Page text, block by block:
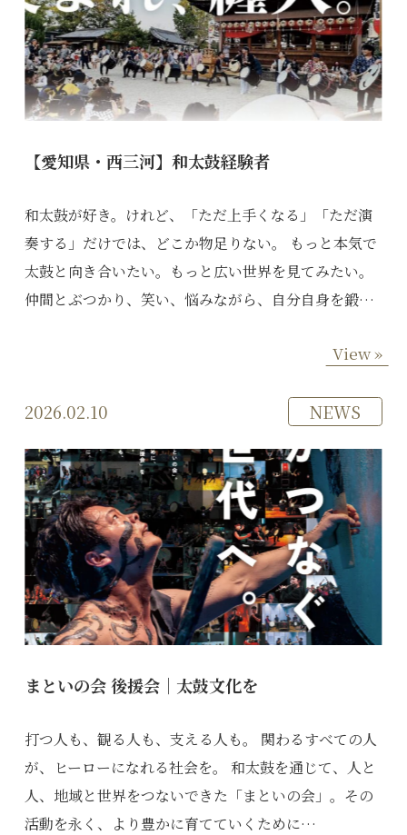
【愛知県・西三河】和太鼓経験者
和太鼓が好き。けれど、「ただ上手くなる」「ただ演
奏する」だけでは、どこか物足りない。 もっと本気で
太鼓と向き合いたい。もっと広い世界を見てみたい。
仲間とぶつかり、笑い、悩みながら、自分自身を鍛…
View »
2026.02.10 NEWS
まといの会 後援会｜太鼓文化を
打つ人も、観る人も、支える人も。 関わるすべての人
が、ヒーローになれる社会を。 和太鼓を通じて、人と
人、地域と世界をつないできた「まといの会」。その
活動を永く、より豊かに育てていくために…